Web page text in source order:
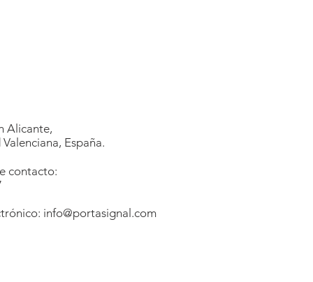
Alicante,
España.
contacto:
info@portasignal.com